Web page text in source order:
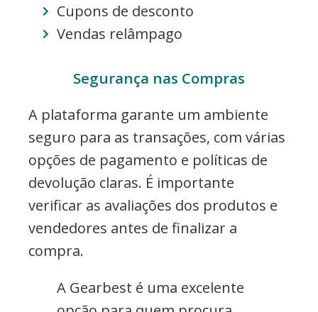
Cupons de desconto
Vendas relâmpago
Segurança nas Compras
A plataforma garante um ambiente
seguro para as transações, com várias
opções de pagamento e políticas de
devolução claras. É importante
verificar as avaliações dos produtos e
vendedores antes de finalizar a
compra.
A Gearbest é uma excelente